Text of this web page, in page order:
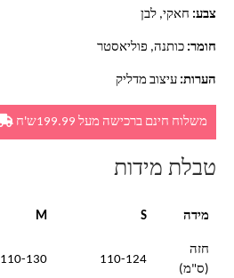
צבע: חאקי, לבן
חומר: כותנה, פוליאסטר
הערות: עיצוב מדליק
משלוח חינם ברכישה מעל 199.99ש'ח
טבלת מידות
מידה S
M
חזה
(ס"מ)
110-124
110-130